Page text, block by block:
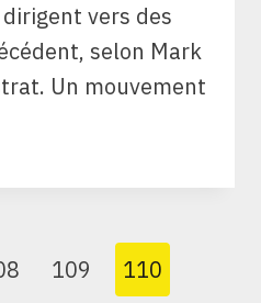
dirigent vers des
selon Mark
Un mouvement
109 110